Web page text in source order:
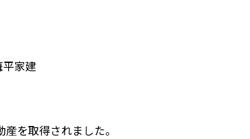
平家建
を取得されました。